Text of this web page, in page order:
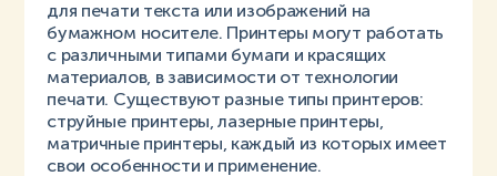
для печати текста или изображений на
бумажном носителе. Принтеры могут работать
с различными типами бумаги и красящих
материалов, в зависимости от технологии
печати. Существуют разные типы принтеров:
струйные принтеры, лазерные принтеры,
матричные принтеры, каждый из которых имеет
свои особенности и применение.